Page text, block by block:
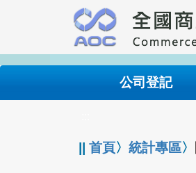
要
內
公司登記
||首頁〉統計專區〉